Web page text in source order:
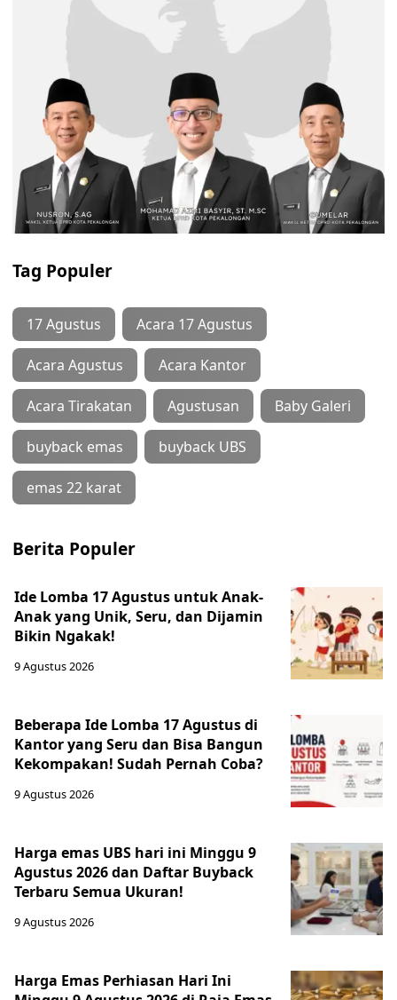
Tag Populer
17 Agustus Acara 17 Agustus
Acara Agustus Acara Kantor
Acara Tirakatan Agustusan Baby Galeri
buyback emas buyback UBS
emas 22 karat
Berita Populer
Ide Lomba 17 Agustus untuk Anak-
Anak yang Unik, Seru, dan Dijamin
Bikin Ngakak!
9 Agustus 2026
Beberapa Ide Lomba 17 Agustus di
Kantor yang Seru dan Bisa Bangun
Kekompakan! Sudah Pernah Coba?
9 Agustus 2026
Harga emas UBS hari ini Minggu 9
Agustus 2026 dan Daftar Buyback
Terbaru Semua Ukuran!
9 Agustus 2026
Harga Emas Perhiasan Hari Ini